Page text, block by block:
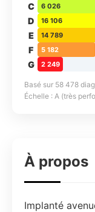
C 6 026
D 16 106
E 14 789
F 5 182
G 2 249
Basé sur 58 478
Échelle : A (très
À propos
Implanté